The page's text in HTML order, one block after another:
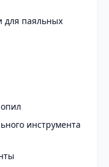
для паяльных
инструмента